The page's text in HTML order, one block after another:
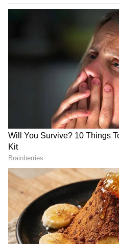
DOWNLOAD APP
RECOMMENDED STORIES
Illegal Foreign Migrants:
ರಾಜ್ಯದಲ್ಲಿ 13,675 ಅಕ್ರಮ
ವಿದೇಶಿ ವಲಸಿಗರ ಪತ್ತೆ: